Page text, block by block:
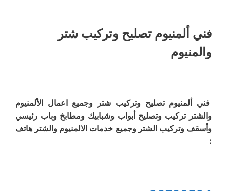
فني ألمنيوم تصليح وتركيب شتر
والمنيوم
فني ألمنيوم تصليح وتركيب شتر وجميع اعمال الألمنيوم
والشتر تركيب وتصليح أبواب وشبابيك ومطابخ وباب رئيسي
وأسقف وتركيب الشتر وجميع خدمات الالمنيوم والشتر هاتف
: